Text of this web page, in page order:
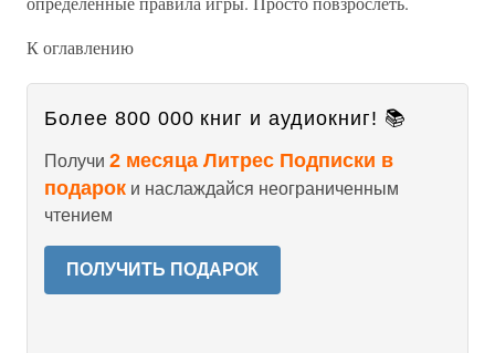
К оглавлению
Более 800 000 книг и аудиокниг! 📚
Получи 2 месяца Литрес Подписки в
подарок и наслаждайся неограниченным
чтением
ПОЛУЧИТЬ ПОДАРОК